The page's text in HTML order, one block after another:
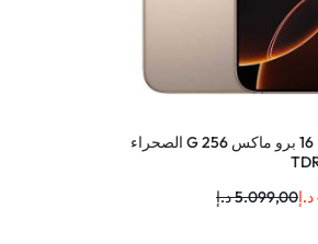
أبل اي فون 16 برو ماكس 256 G الصحراء
5.099,00د.إ د.إ